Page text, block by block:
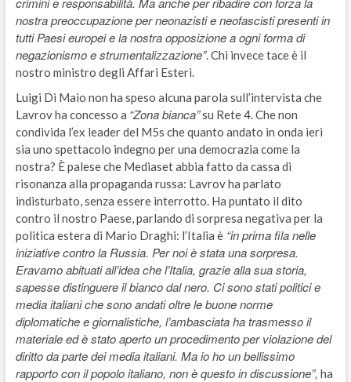
nostra preoccupazione per neonazisti e neofascisti presenti in
tutti Paesi europei e la nostra opposizione a ogni forma di
negazionismo e strumentalizzazione”. Chi invece tace è il
nostro ministro degli Affari Esteri.
Luigi Di Maio non ha speso alcuna parola sull’intervista che
Lavrov ha concesso a “Zona bianca”su Rete 4. Che non
condivida l’ex leader del M5s che quanto andato in onda ieri
sia uno spettacolo indegno per una democrazia come la
nostra? È palese che Mediaset abbia fatto da cassa di
risonanza alla propaganda russa: Lavrov ha parlato
indisturbato, senza essere interrotto. Ha puntato il dito
contro il nostro Paese, parlando di sorpresa negativa per la
politica estera di Mario Draghi: l’Italia è“in prima fila nelle
iniziative contro la Russia. Per noi è stata una sorpresa.
Eravamo abituati all’idea che l’Italia, grazie alla sua storia,
sapesse distinguere il bianco dal nero. Ci sono stati politici e
media italiani che sono andati oltre le buone norme
diplomatiche e giornalistiche, l’ambasciata ha trasmesso il
materiale ed è stato aperto un procedimento per violazione del
diritto da parte dei media italiani. Ma io ho un bellissimo
rapporto con il popolo italiano, non è questo in discussione”, ha